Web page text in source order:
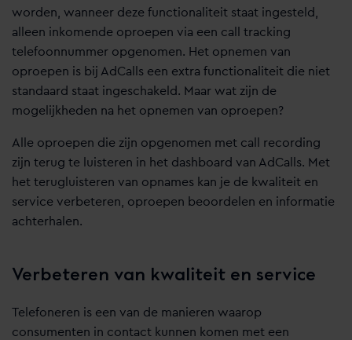
worden, wanneer deze functionaliteit staat ingesteld,
alleen inkomende oproepen via een call tracking
telefoonnummer opgenomen. Het opnemen van
oproepen is bij AdCalls een extra functionaliteit die niet
standaard staat ingeschakeld. Maar wat zijn de
mogelijkheden na het opnemen van oproepen?
Alle oproepen die zijn opgenomen met call recording
zijn terug te luisteren in het dashboard van AdCalls. Met
het terugluisteren van opnames kan je de kwaliteit en
service verbeteren, oproepen beoordelen en informatie
achterhalen.
Verbeteren van kwaliteit en service
Telefoneren is een van de manieren waarop
consumenten in contact kunnen komen met een